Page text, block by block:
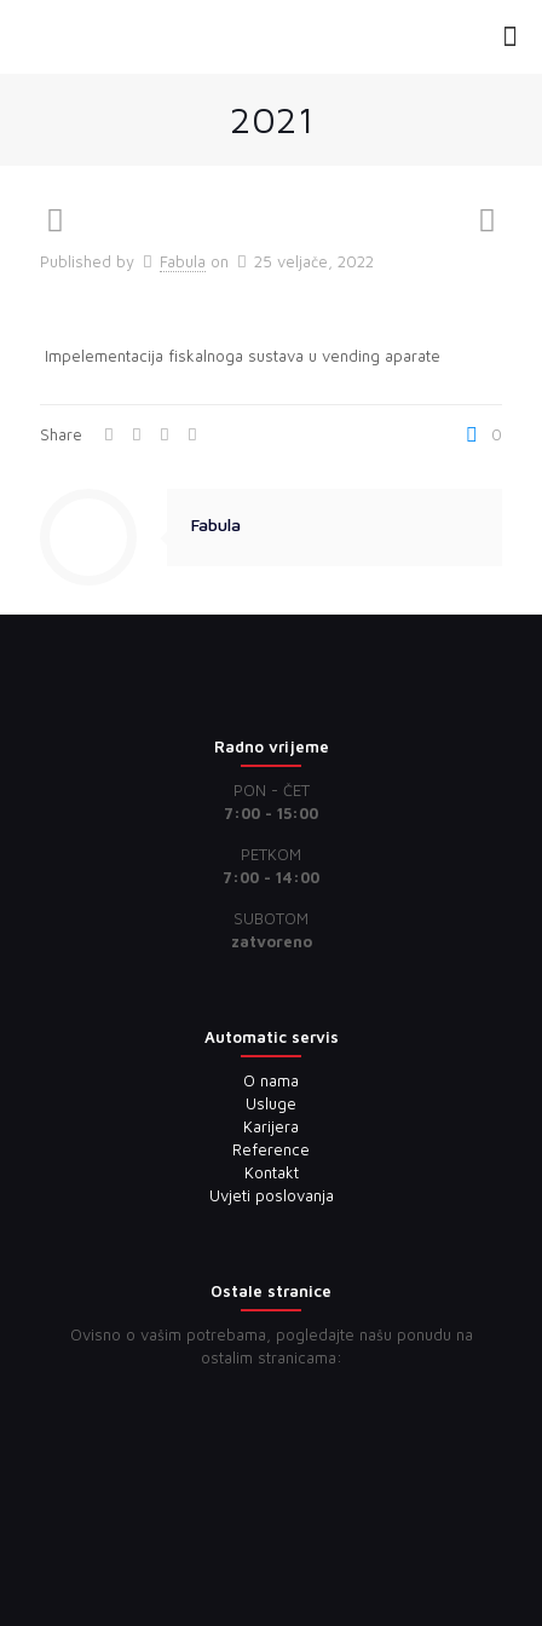
2021
Published by Fabula on 25 veljače, 2022
Impelementacija fiskalnoga sustava u vending aparate
Share 0
Fabula
Radno vrijeme
PON - ČET
7:00 - 15:00
PETKOM
7:00 - 14:00
SUBOTOM
zatvoreno
Automatic servis
O nama
Usluge
Karijera
Reference
Kontakt
Uvjeti poslovanja
Ostale stranice
Ovisno o vašim potrebama, pogledajte našu ponudu na
ostalim stranicama: